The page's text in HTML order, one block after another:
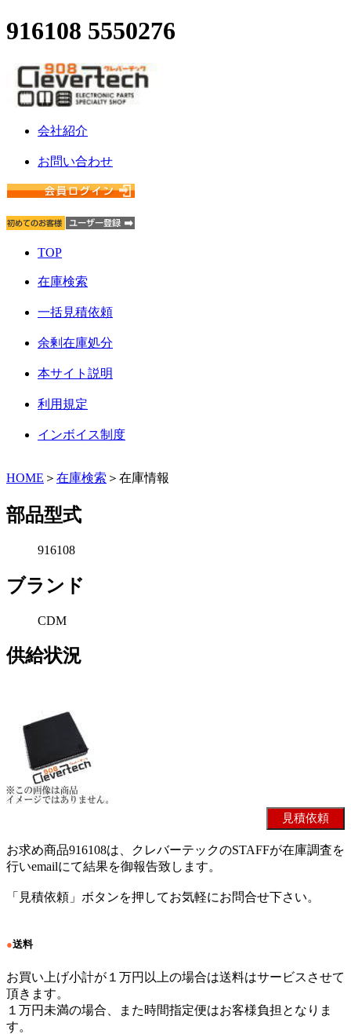
916108 5550276
会社紹介
お問い合わせ
TOP
在庫検索
一括見積依頼
余剰在庫処分
本サイト説明
利用規定
インボイス制度
HOME ＞ 在庫検索 ＞在庫情報
部品型式
916108
ブランド
CDM
供給状況
お求め商品916108は、クレバーテックのSTAFFが在庫調査を
行いemailにて結果を御報告致します。
「見積依頼」ボタンを押してお気軽にお問合せ下さい。
●送料
お買い上げ小計が１万円以上の場合は送料はサービスさせて
頂きます。
１万円未満の場合、また時間指定便はお客様負担となりま
す。